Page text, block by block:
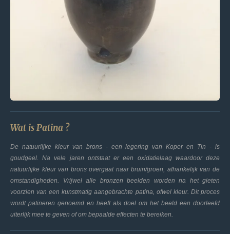
Wat is Patina ?
De natuurlijke kleur van brons - een legering van Koper en Tin - is
goudgeel. Na vele jaren ontstaat er een oxidatielaag waardoor deze
natuurlijke kleur van brons overgaat naar bruin/groen, afhankelijk van de
omstandigheden. Vrijwel alle bronzen beelden worden na het gieten
voorzien van een kunstmatig aangebrachte patina, ofwel kleur. Dit proces
wordt patineren genoemd en heeft als doel om het beeld een doorleefd
uiterlijk mee te geven of om bepaalde effecten te bereiken.